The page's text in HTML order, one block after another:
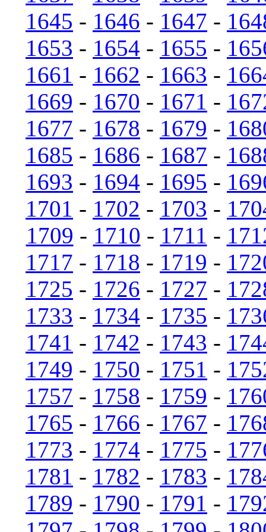
1645 - 1646 - 1647 -
1653 - 1654 - 1655 -
1661 - 1662 - 1663 -
1669 - 1670 - 1671 -
1677 - 1678 - 1679 -
1685 - 1686 - 1687 -
1693 - 1694 - 1695 -
1701 - 1702 - 1703 -
1709 - 1710 - 1711 -
1717 - 1718 - 1719 -
1725 - 1726 - 1727 -
1733 - 1734 - 1735 -
1741 - 1742 - 1743 -
1749 - 1750 - 1751 -
1757 - 1758 - 1759 -
1765 - 1766 - 1767 -
1773 - 1774 - 1775 -
1781 - 1782 - 1783 -
1789 - 1790 - 1791 -